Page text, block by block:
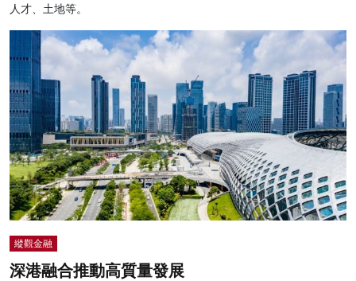
人才、土地等。
縱觀金融
深港融合推動高質量發展